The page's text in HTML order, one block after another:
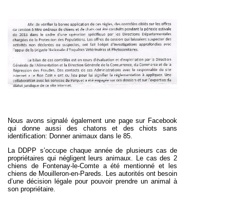
Nous avons signalé également une page sur Facebook
qui donne aussi des chatons et des chiots sans
identification: Donner animaux dans le 85.
La DDPP s’occupe chaque année de plusieurs cas de
propriétaires qui négligent leurs animaux. Le cas des 2
chiens de Fontenay-le-Comte a été mentionné et les
chiens de Mouilleron-en-Pareds. Les autorités ont besoin
d’une décision légale pour pouvoir prendre un animal à
son propriétaire.